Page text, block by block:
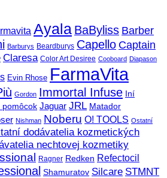
Ayala BaByliss Barber
Barburys Beardburys Capello Captain
Claresa Color Art Desiree Cooboard Diapason
Evin Rhose FarmaVita
Gordon Immortal Infuse Iní
pomôcok Jaguar JRL Matador
Nishman Noberu O! TOOLS Ostatní
dodávatelia kozmetických
nechtovej kozmetiky
Ragner Redken Refectocil
Shamuratov Silcare STMNT